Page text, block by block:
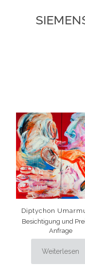
Diptychon
Besichtigung und
Anfrage
Weiterlesen